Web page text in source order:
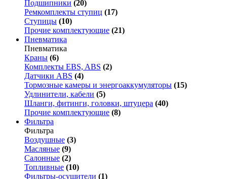
Подшипники (20)
Ремкомплекты ступиц (17)
Ступицы (10)
Прочие комплектующие (21)
Пневматика
Пневматика
Краны (6)
Комплекты EBS, ABS (2)
Датчики ABS (4)
Тормозные камеры и энергоаккумуляторы (15)
Удлинители, кабели (5)
Шланги, фитинги, головки, штуцера (40)
Прочие комплектующие (8)
Фильтра
Фильтра
Воздушные (3)
Масляные (9)
Салонные (2)
Топливные (10)
Фильтры-осушители (1)